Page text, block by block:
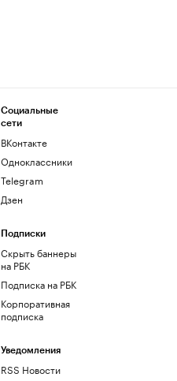
Социальные
сети
ВКонтакте
Одноклассники
Telegram
Дзен
Подписки
Скрыть баннеры
на РБК
Подписка на РБК
Корпоративная
подписка
Уведомления
RSS Новости